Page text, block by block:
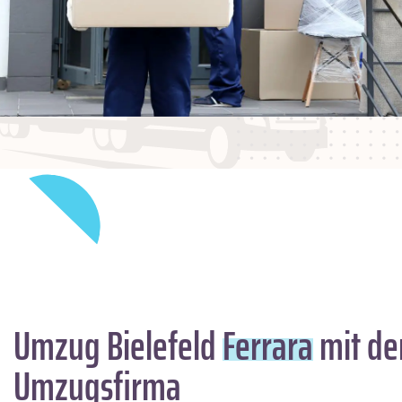
Umzug BielefeldFerraramit
Umzugsfirma